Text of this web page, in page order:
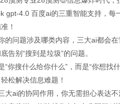
gpt-4.0 百度ai的三重智能支持，每
！
的问题涉及哪类内容，三大ai都会
告别“搜到是垃圾”的问题。
“你搜什么给你什么”，而是“你想找
松解决信息难题！
大ai的协同作用，你无需担心表达